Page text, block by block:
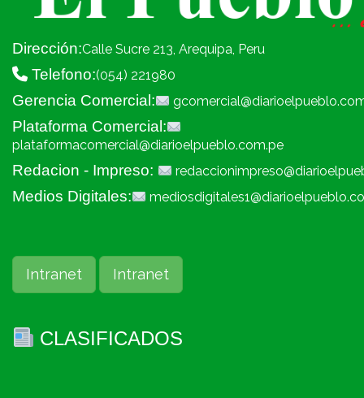
Dirección:Calle Sucre 213, Arequipa, Peru
Telefono:(054) 221980
Gerencia Comercial:
Plataforma Comercial:
plataformacomercial@diarioelpueblo.com.pe
Redacion - Impreso:
Medios Digitales:
Intranet Intranet
CLASIFICADOS